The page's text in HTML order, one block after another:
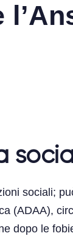
sociali;
(ADAA),
dopo le